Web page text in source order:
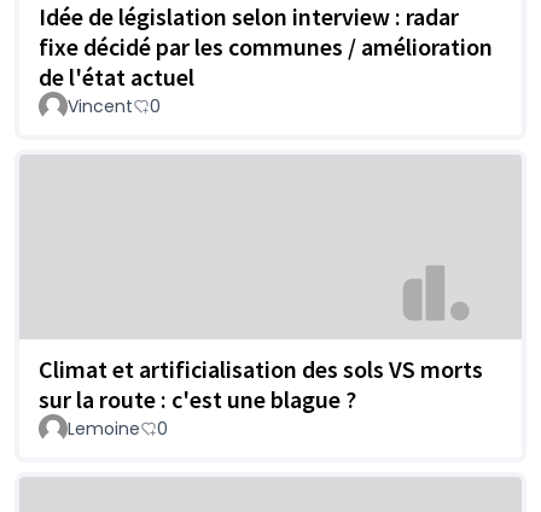
Idée de législation selon interview : radar
fixe décidé par les communes / amélioration
de l'état actuel
Vincent 0
Climat et artificialisation des sols VS morts
sur la route : c'est une blague ?
Lemoine 0